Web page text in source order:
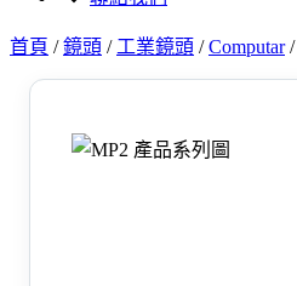
首頁 /鏡頭 / 工業鏡頭 /Computar/